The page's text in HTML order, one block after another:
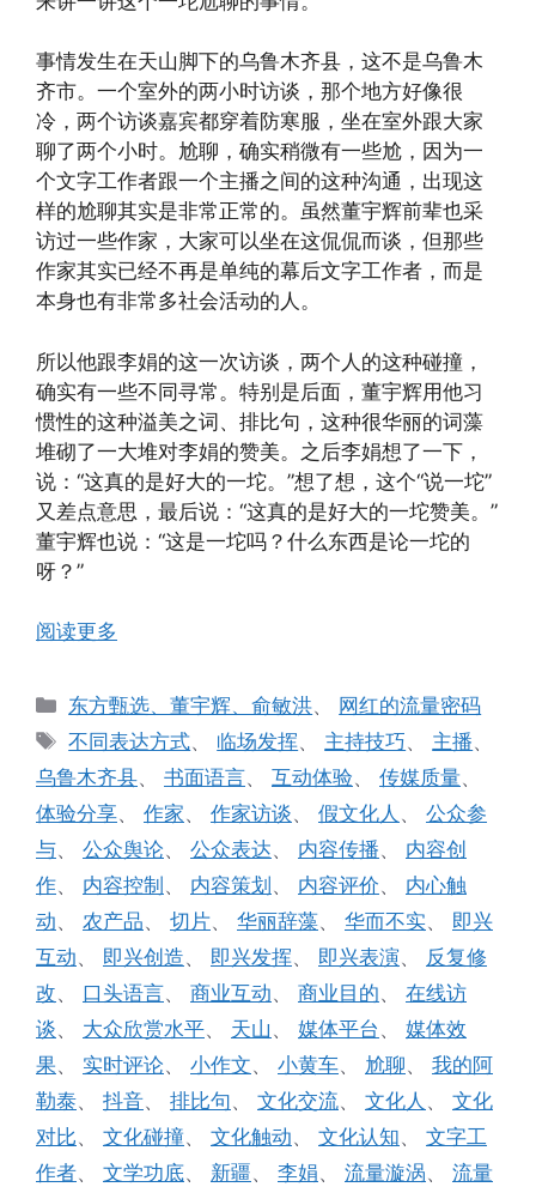
事情发生在天山脚下的乌鲁木齐县，这不是乌鲁木
齐市。一个室外的两小时访谈，那个地方好像很
冷，两个访谈嘉宾都穿着防寒服，坐在室外跟大家
聊了两个小时。尬聊，确实稍微有一些尬，因为一
个文字工作者跟一个主播之间的这种沟通，出现这
样的尬聊其实是非常正常的。虽然董宇辉前辈也采
访过一些作家，大家可以坐在这侃侃而谈，但那些
作家其实已经不再是单纯的幕后文字工作者，而是
本身也有非常多社会活动的人。
所以他跟李娟的这一次访谈，两个人的这种碰撞，
确实有一些不同寻常。特别是后面，董宇辉用他习
惯性的这种溢美之词、排比句，这种很华丽的词藻
堆砌了一大堆对李娟的赞美。之后李娟想了一下，
说：“这真的是好大的一坨。”想了想，这个“说一坨”
又差点意思，最后说：“这真的是好大的一坨赞美。”
董宇辉也说：“这是一坨吗？什么东西是论一坨的
呀？”
阅读更多
分
类
东方甄选、董宇辉、俞敏洪、 网红的流量密码
标
签
不同表达方式、 临场发挥、 主持技巧、 主播、
乌鲁木齐县、 书面语言、 互动体验、 传媒质量、
体验分享、 作家、 作家访谈、 假文化人 、 公众参
与、 公众舆论、 公众表达、 内容传播、 内容创
作、 内容控制 、 内容策划 、 内容评价、 内心触
动、 农产品、 切片、 华丽辞藻、 华而不实、 即兴
互动、 即兴创造、 即兴发挥、 即兴表演、 反复修
改、 口头语言、 商业互动、 商业目的、 在线访
谈、 大众欣赏水平、 天山 、 媒体平台 、 媒体效
果、 实时评论、 小作文、 小黄车、 尬聊、 我的阿
勒泰、 抖音、 排比句、 文化交流、 文化人 、 文化
对比、 文化碰撞、 文化触动、 文化认知、 文字工
作者、 文学功底、 新疆、 李娟、 流量漩涡、 流量